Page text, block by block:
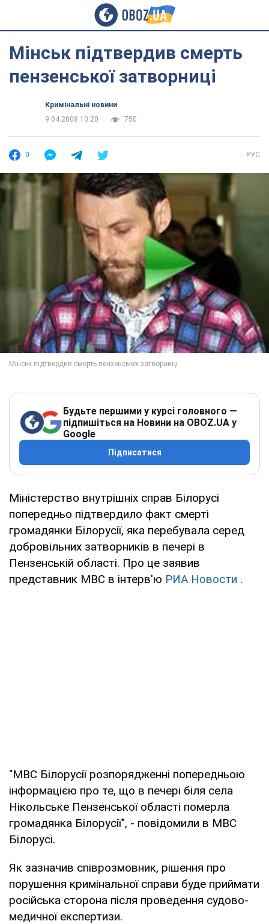
Мінськ підтвердив смерть
пензенської затворниці
Кримінальні новини
9.04.2008 10:20
750
0 РУС
Будьте першими у курсі головного —
підпишіться на Новини на OBOZ.UA у
Google
Підписатися
Міністерство внутрішніх справ Білорусі
попередньо підтвердило факт смерті
громадянки Білорусії, яка перебувала серед
добровільних затворників в печері в
Пензенській області. Про це заявив
представник МВС в інтерв'ю РИА Новости .
"МВС Білорусії розпорядженні попередньою
інформацією про те, що в печері біля села
Нікольське Пензенської області померла
громадянка Білорусії", - повідомили в МВС
Білорусі.
Як зазначив співрозмовник, рішення про
порушення кримінальної справи буде приймати
російська сторона після проведення судово-
медичної експертизи.